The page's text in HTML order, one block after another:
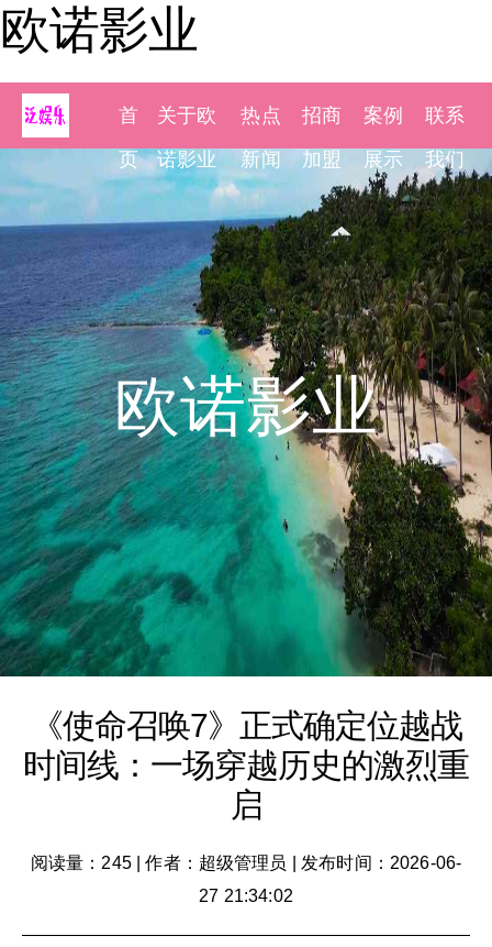
欧诺影业
首
页
关于欧
诺影业
热点
新闻
招商
加盟
案例
展示
联系
我们
欧诺影业
《使命召唤7》正式确定位越战
时间线：一场穿越历史的激烈重
启
阅读量：245|作者：超级管理员
发布时间：2026-06-
27 21:34:02